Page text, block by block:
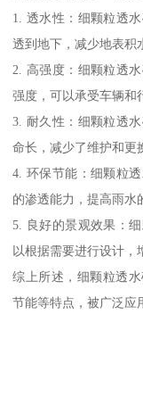
1. 透水性：细颗粒透
透到地下，减少地表积
2. 高强度：细颗粒透
强度，可以承受车辆和
3. 耐久性：细颗粒透
命长，减少了维护和更
4. 环保节能：细颗粒
的渗透能力，提高雨水
5. 良好的景观效果：
以根据需要进行设计，
综上所述，细颗粒透
节能等特点，被广泛应